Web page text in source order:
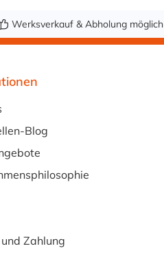
Werksverkauf & Abholung möglich
Blog
Zahlung